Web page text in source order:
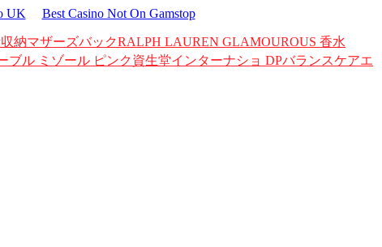
UK Best Casino Not On Gamstop
納マザーズバックRALPH LAUREN GLAMOUROUS 香水
ブル ミゾール ピンク 資生堂インターナショ DPバランスケアエ